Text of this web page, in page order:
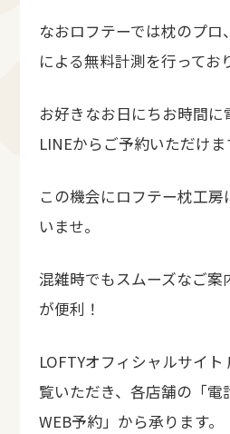
なおロフテーでは枕のプロ
による無料計測を行ってお
お好きなお日にちお時間に
LINEからご予約いただけま
この機会にロフテー枕工
いませ。
混雑時でもスムーズなご
が便利！
LOFTYオフィシャルサイ
覧いただき、各店舗の「電
WEB予約」から承ります。